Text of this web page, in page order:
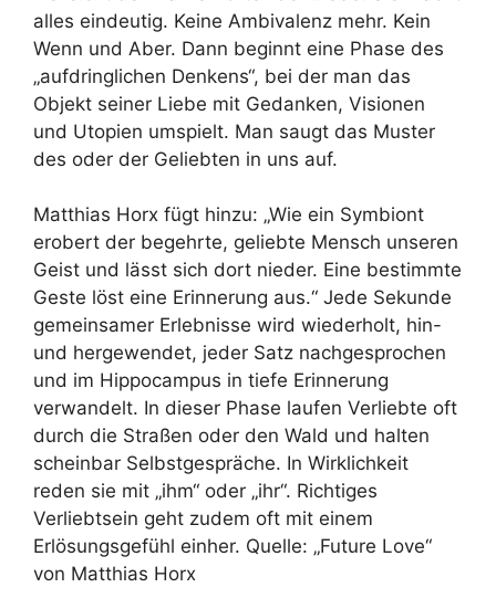
alles eindeutig. Keine Ambivalenz mehr. Kein
Wenn und Aber. Dann beginnt eine Phase des
„aufdringlichen Denkens“, bei der man das
Objekt seiner Liebe mit Gedanken, Visionen
und Utopien umspielt. Man saugt das Muster
des oder der Geliebten in uns auf.
Matthias Horx fügt hinzu: „Wie ein Symbiont
erobert der begehrte, geliebte Mensch unseren
Geist und lässt sich dort nieder. Eine bestimmte
Geste löst eine Erinnerung aus.“ Jede Sekunde
gemeinsamer Erlebnisse wird wiederholt, hin-
und hergewendet, jeder Satz nachgesprochen
und im Hippocampus in tiefe Erinnerung
verwandelt. In dieser Phase laufen Verliebte oft
durch die Straßen oder den Wald und halten
scheinbar Selbstgespräche. In Wirklichkeit
reden sie mit „ihm“ oder „ihr“. Richtiges
Verliebtsein geht zudem oft mit einem
Erlösungsgefühl einher. Quelle: „Future Love“
von Matthias Horx